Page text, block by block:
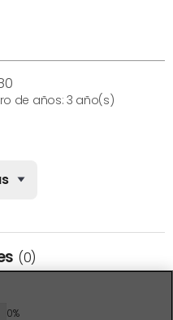
de años: 3 año(s)
(0)
0%